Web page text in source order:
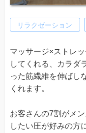
リラクゼーション
マッサージ×ストレ
してくれる、カラダ
った筋繊維を伸ばし
くれます。
お客さんの7割がメ
したい圧が好みの方